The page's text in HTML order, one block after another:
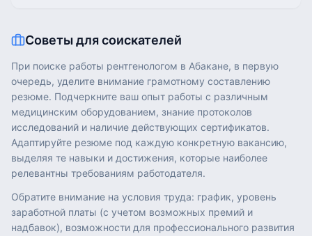
Советы для соискателей
При поиске работы рентгенологом в Абакане, в первую
очередь, уделите внимание грамотному составлению
резюме. Подчеркните ваш опыт работы с различным
медицинским оборудованием, знание протоколов
исследований и наличие действующих сертификатов.
Адаптируйте резюме под каждую конкретную вакансию,
выделяя те навыки и достижения, которые наиболее
релевантны требованиям работодателя.
Обратите внимание на условия труда: график, уровень
заработной платы (с учетом возможных премий и
надбавок), возможности для профессионального развития